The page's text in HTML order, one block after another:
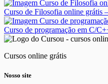
Curso de Filosofia online grátis
Curso de programação em C/
Cursos online grátis
Nosso site